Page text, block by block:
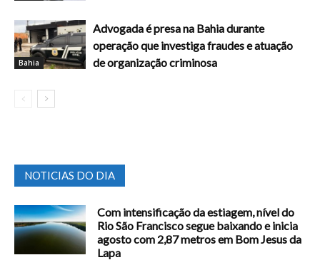
Bahia
Advogada é presa na Bahia durante
operação que investiga fraudes e atuação
de organização criminosa
NOTICIAS DO DIA
Com intensificação da estiagem, nível do
Rio São Francisco segue baixando e inicia
agosto com 2,87 metros em Bom Jesus da
Lapa